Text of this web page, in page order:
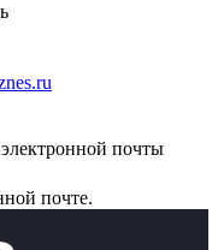
почты
почте.